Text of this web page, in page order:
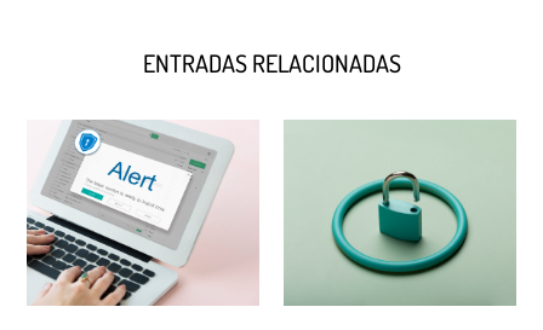
ENTRADAS RELACIONADAS